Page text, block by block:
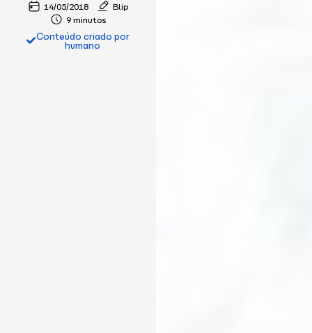
14/05/2018
Blip
9 minutos
Conteúdo criado por
humano